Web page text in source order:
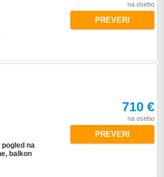
na osebo
PREVERI
na
balkon
710 €
na osebo
PREVERI